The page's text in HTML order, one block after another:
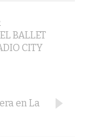
BALLET
CITY
en La